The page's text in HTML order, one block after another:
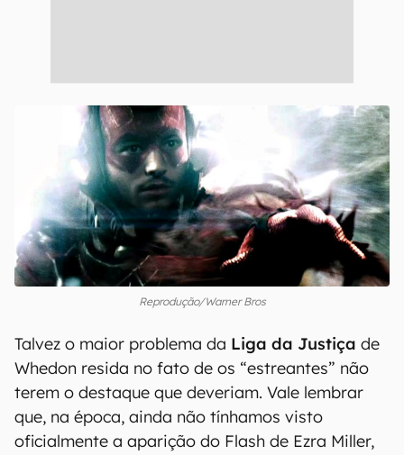
Reprodução/Warner Bros
Talvez o maior problema da Liga da Justiça de
Whedon resida no fato de os “estreantes” não
terem o destaque que deveriam. Vale lembrar
que, na época, ainda não tínhamos visto
oficialmente a aparição do Flash de Ezra Miller,